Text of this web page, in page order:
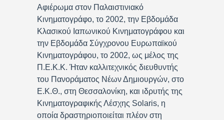
Αφιέρωμα στον Παλαιστινιακό
Κινηματογράφο, το 2002, την Εβδομάδα
Κλασικού Ιαπωνικού Κινηματογράφου και
την Εβδομάδα Σύγχρονου Ευρωπαϊκού
Κινηματογράφου, το 2002, ως μέλος της
Π.Ε.Κ.Κ. Ήταν καλλιτεχνικός διευθυντής
του Πανοράματος Νέων Δημιουργών, στο
Ε.Κ.Θ., στη Θεσσαλονίκη, και ιδρυτής της
Κινηματογραφικής Λέσχης Solaris, η
οποία δραστηριοποιείται πλέον στη